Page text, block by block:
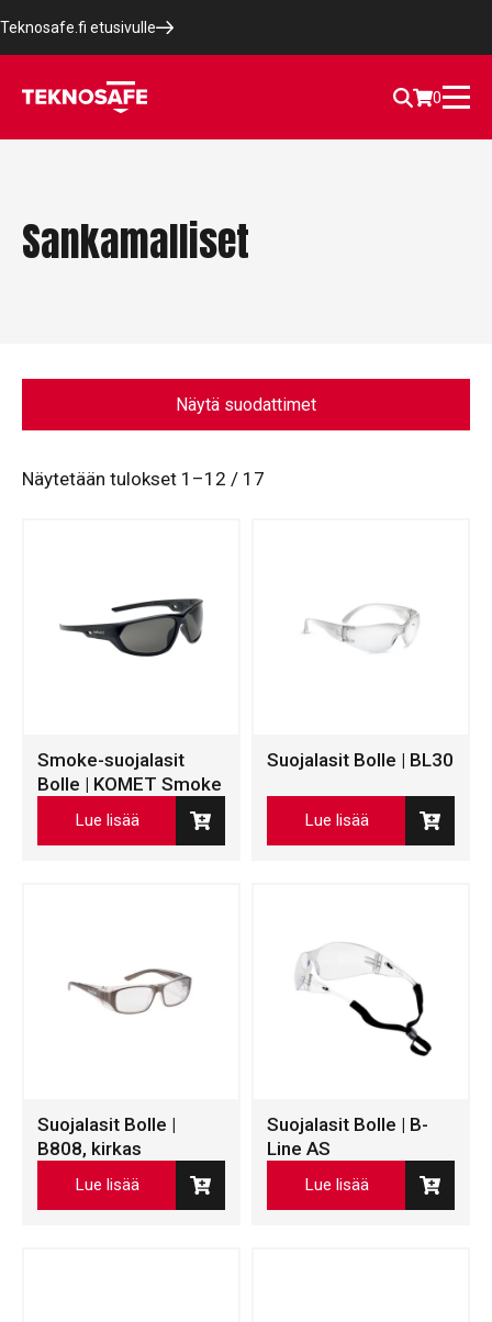
Teknosafe.fi etusivulle
0
Sankamalliset
Näytä suodattimet
Näytetään tulokset 1–12 / 17
Smoke-suojalasit
Bolle | KOMET Smoke
Lue lisää
Suojalasit Bolle | BL30
Lue lisää
Suojalasit Bolle |
B808, kirkas
Lue lisää
Suojalasit Bolle | B-
Line AS
Lue lisää